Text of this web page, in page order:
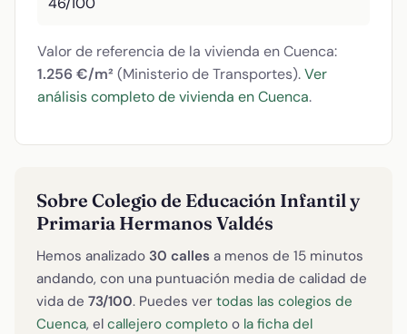
Valor de referencia de la vivienda en Cuenca:
1.256 €/m² (Ministerio de Transportes).Ver
análisis completo de vivienda en Cuenca.
Sobre Colegio de Educación Infantil y
Primaria Hermanos Valdés
Hemos analizado 30 calles a menos de 15 minutos
andando, con una puntuación media de calidad de
vida de 73/100. Puedes ver todas las colegios de
Cuenca, el callejero completo o la ficha del